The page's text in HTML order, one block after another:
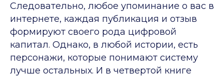
Следовательно, любое упоминание о вас в
интернете, каждая публикация и отзыв
формируют своего рода цифровой
капитал. Однако, в любой истории, есть
персонажи, которые понимают систему
лучше остальных. И в четвертой книге